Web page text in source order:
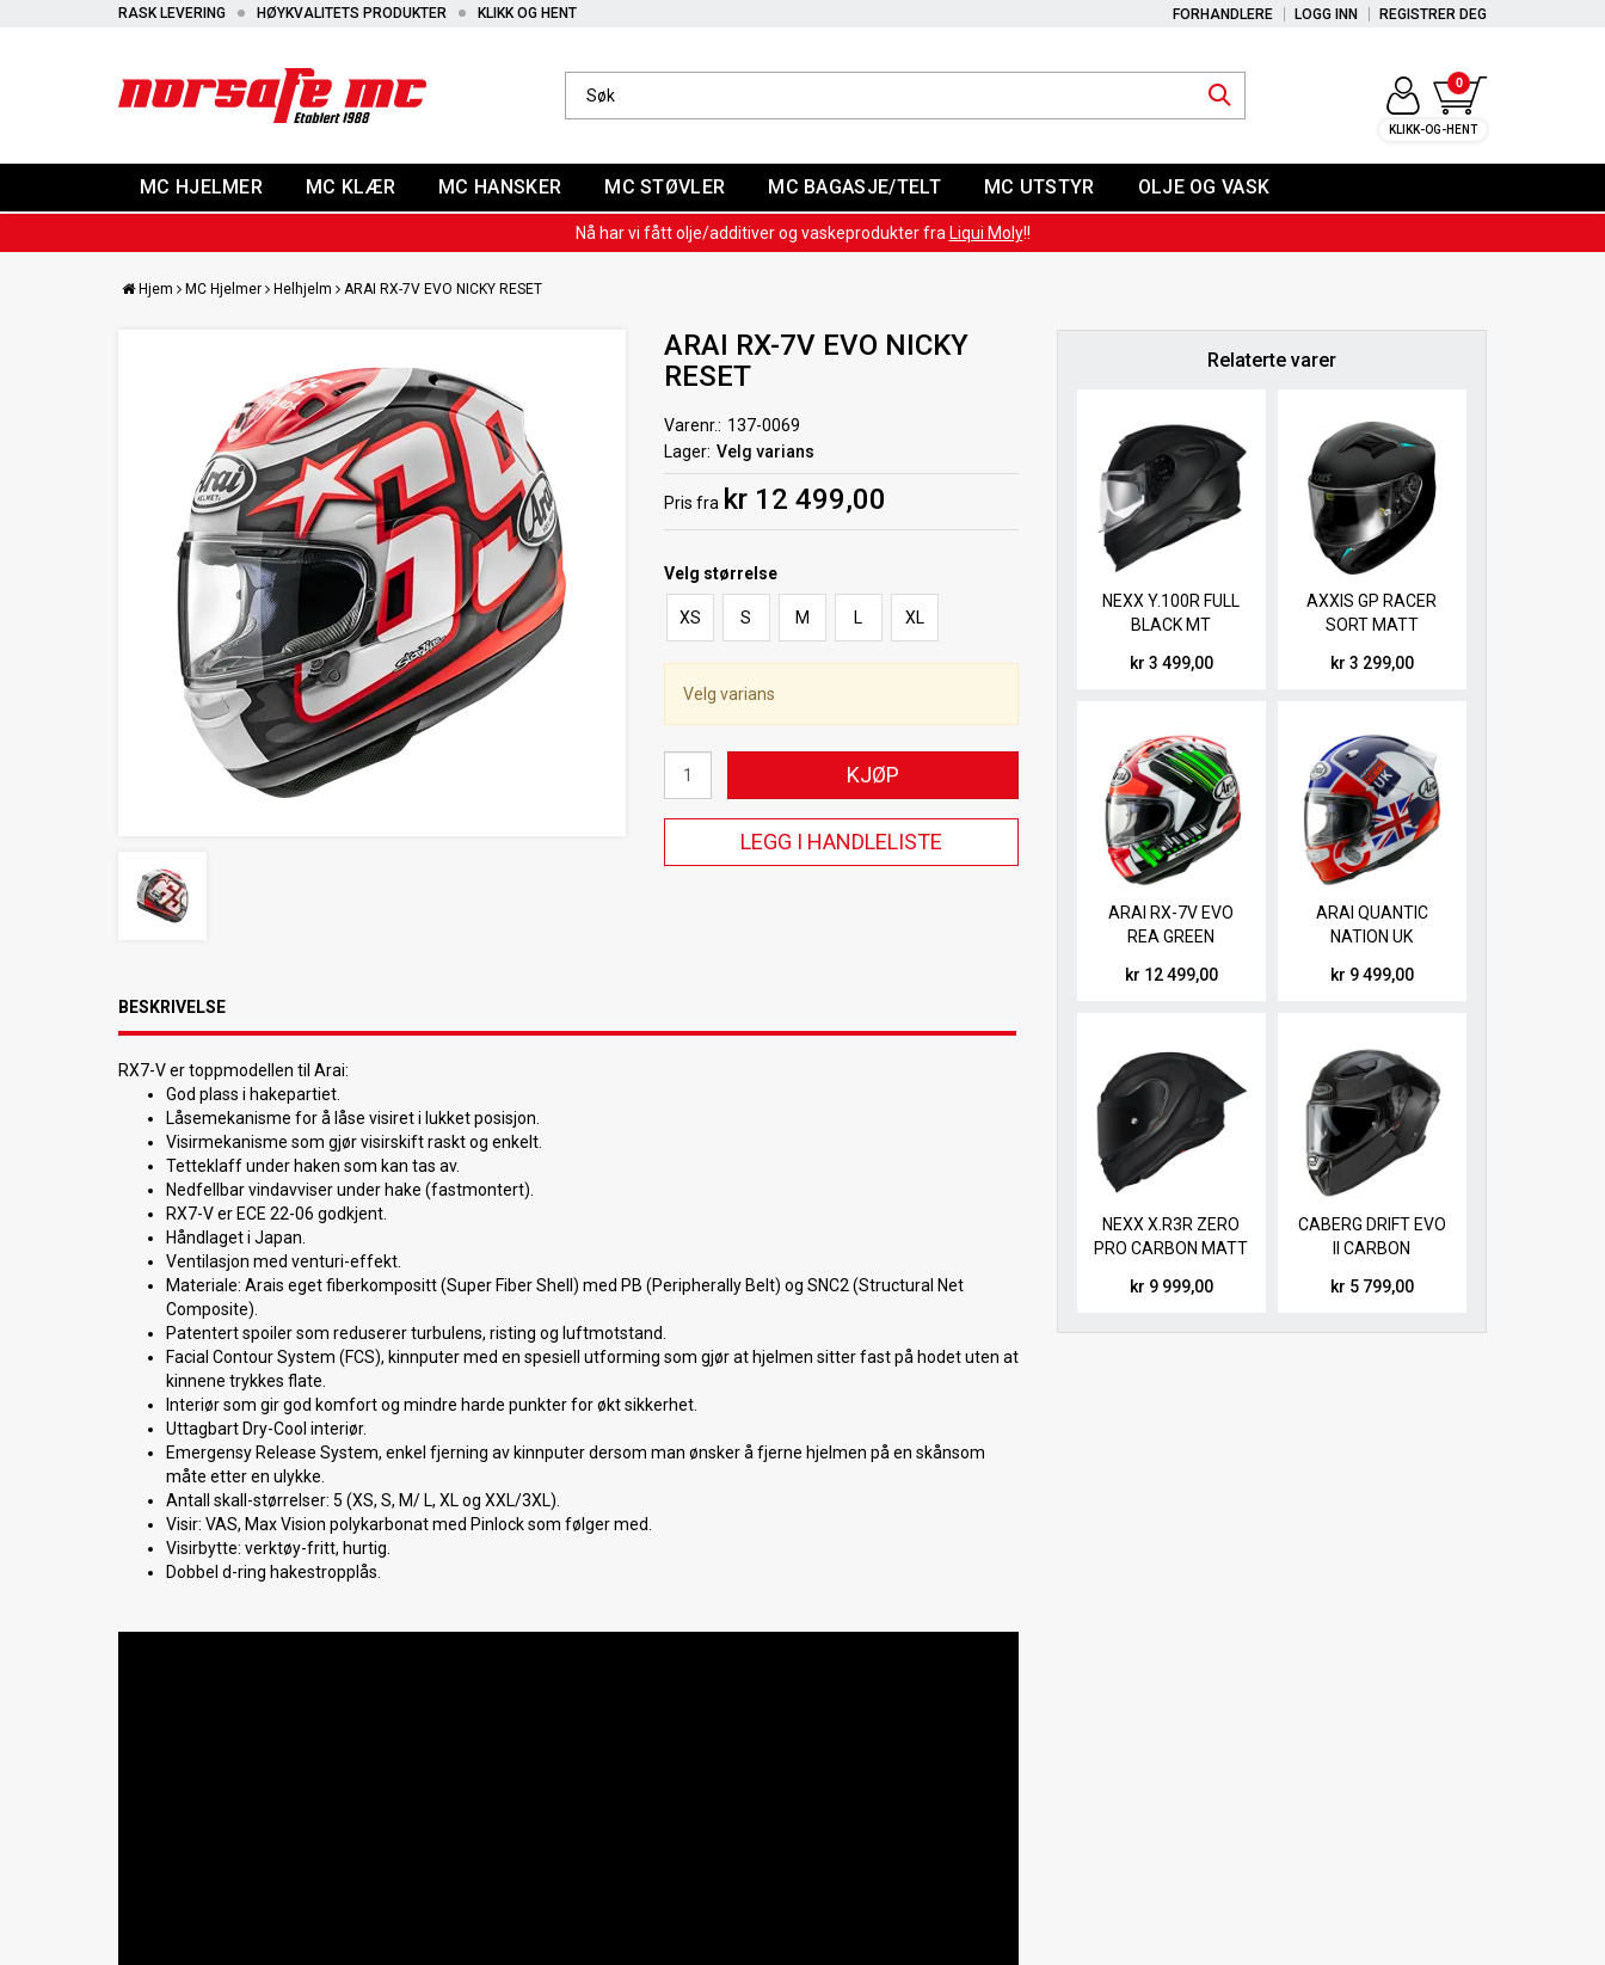
RASK LEVERING HØYKVALITETS PRODUKTER KLIKK OG HENT FORHANDLERE LOGG INN REGISTRER DEG
0
KLIKK-OG-HENT
MC HJELMER MC KLÆR MC HANSKER MC STØVLER MC BAGASJE/TELT MC UTSTYR OLJE OG VASK
Nå har vi fått olje/additiver og vaskeprodukter fra Liqui Moly!!
Hjem MC Hjelmer Helhjelm ARAI RX-7V EVO NICKY RESET
ARAI RX-7V EVO NICKY
RESET
Varenr.
137-0069
Lager Velg varians
Pris fra kr 12 499,00
Velg størrelse
XS S M L XL
Velg varians
KJØP
LEGG I HANDLELISTE
BESKRIVELSE
RX7-V er toppmodellen til Arai:
God plass i hakepartiet.
Låsemekanisme for å låse visiret i lukket posisjon.
Visirmekanisme som gjør visirskift raskt og enkelt.
Tetteklaff under haken som kan tas av.
Nedfellbar vindavviser under hake (fastmontert).
RX7-V er ECE 22-06 godkjent.
Håndlaget i Japan.
Ventilasjon med venturi-effekt.
Materiale: Arais eget fiberkompositt (Super Fiber Shell) med PB (Peripherally Belt) og SNC2 (Structural Net
Composite).
Patentert spoiler som reduserer turbulens, risting og luftmotstand.
Facial Contour System (FCS), kinnputer med en spesiell utforming som gjør at hjelmen sitter fast på hodet uten at
kinnene trykkes flate.
Interiør som gir god komfort og mindre harde punkter for økt sikkerhet.
Uttagbart Dry-Cool interiør.
Emergensy Release System, enkel fjerning av kinnputer dersom man ønsker å fjerne hjelmen på en skånsom
måte etter en ulykke.
Antall skall-størrelser: 5 (XS, S, M/ L, XL og XXL/3XL).
Visir: VAS, Max Vision polykarbonat med Pinlock som følger med.
Visirbytte: verktøy-fritt, hurtig.
Dobbel d-ring hakestropplås.
Relaterte varer
NEXX Y.100R FULL
BLACK MT
kr 3 499,00
AXXIS GP RACER
SORT MATT
kr 3 299,00
ARAI RX-7V EVO
REA GREEN
kr 12 499,00
ARAI QUANTIC
NATION UK
kr 9 499,00
NEXX X.R3R ZERO
PRO CARBON MATT
kr 9 999,00
CABERG DRIFT EVO
II CARBON
kr 5 799,00